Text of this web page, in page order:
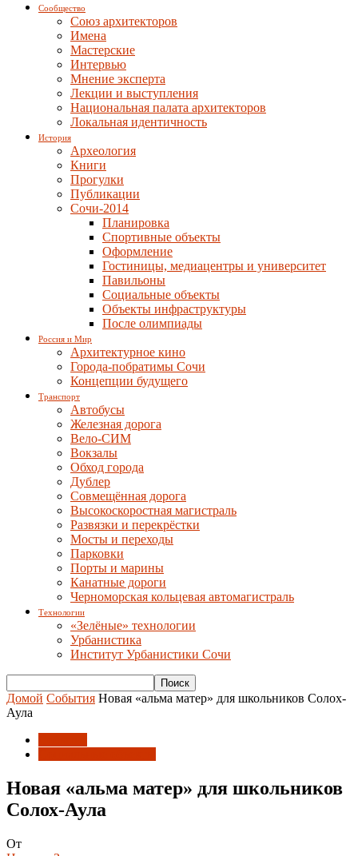
Сообщество
Союз архитекторов
Имена
Мастерские
Интервью
Мнение эксперта
Лекции и выступления
Национальная палата архитекторов
Локальная идентичность
История
Археология
Книги
Прогулки
Публикации
Сочи-2014
Планировка
Спортивные объекты
Оформление
Гостиницы, медиацентры и университет
Павильоны
Социальные объекты
Объекты инфраструктуры
После олимпиады
Россия и Мир
Архитектурное кино
Города-побратимы Сочи
Концепции будущего
Транспорт
Автобусы
Железная дорога
Вело-СИМ
Вокзалы
Обход города
Дублер
Совмещённая дорога
Высокоскоростная магистраль
Развязки и перекрёстки
Мосты и переходы
Парковки
Порты и марины
Канатные дороги
Черноморская кольцевая автомагистраль
Технологии
«Зелёные» технологии
Урбанистика
Институт Урбанистики Сочи
Домой События Новая «альма матер» для школьников Солох-
Аула
Новая «альма матер» для школьников
Солох-Аула
От